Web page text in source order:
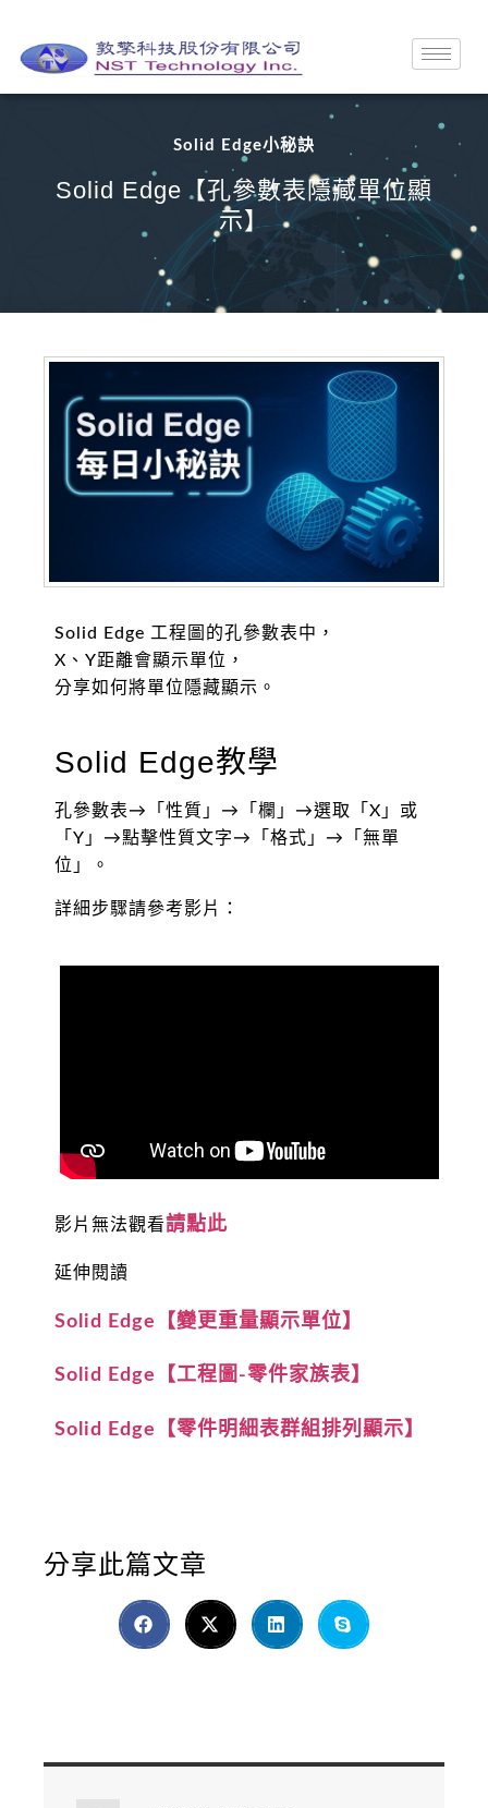
Solid Edge小秘訣
Solid Edge【孔參數表隱藏單位顯
示】
Solid Edge 工程圖的孔參數表中，
X、Y距離會顯示單位，
分享如何將單位隱藏顯示。
Solid Edge教學
孔參數表→「性質」→「欄」→選取「X」或
「Y」→點擊性質文字→「格式」→「無單
位」。
詳細步驟請參考影片：
影片無法觀看請點此
延伸閱讀
Solid Edge【變更重量顯示單位】
Solid Edge【工程圖-零件家族表】
Solid Edge【零件明細表群組排列顯示】
分享此篇文章